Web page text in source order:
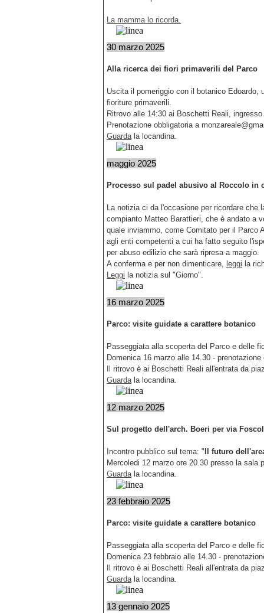
La mamma lo ricorda.
30 marzo 2025
Alla ricerca dei fiori primaverili del Parco
Uscita il pomeriggio con il botanico
fioriture primaverili.
Ritrovo alle 14:30 ai Boschetti Reali,
Prenotazione obbligatoria a
Guardala locandina.
maggio 2025
Processo sul padel abusivo al Roccolo in
La notizia ci da l'occasione per ricordare
compianto Matteo Barattieri, che è andato a
quale inviammo, come Comitato per il Parco
agli enti competenti a cui ha fatto seguito
per abuso edilizio che sarà ripresa a maggio.
A conferma e per non dimenticare, leggi la
Leggi la notizia sul "Giorno".
16 marzo 2025
Parco: visite guidate a carattere botanico
Passeggiata alla scoperta del Parco e delle
Domenica 16 marzo alle 14.30 -
Il ritrovo è ai Boschetti Reali all'entrata da
Guardala locandina.
12 marzo 2025
Sul progetto dell'arch. Boeri per via
Incontro pubblico sul tema: " Il futuro
Mercoledi 12 marzo ore 20.30 presso la sala
Guardala locandina.
23 febbraio 2025
Parco: visite guidate a carattere botanico
Passeggiata alla scoperta del Parco e delle
Domenica 23 febbraio alle 14.30 -
Il ritrovo è ai Boschetti Reali all'entrata da
Guardala locandina.
13 gennaio 2025